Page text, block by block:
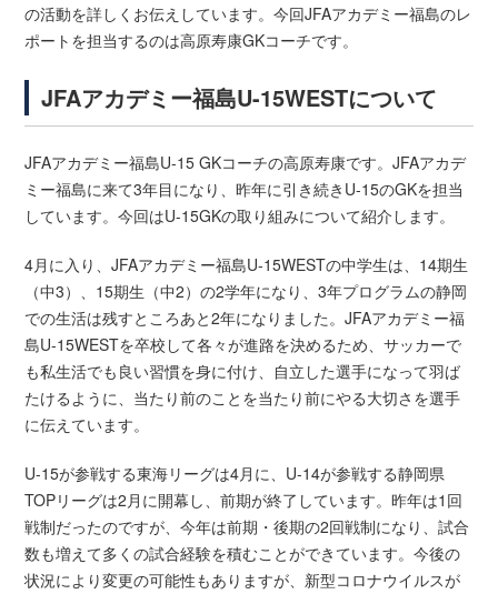
の活動を詳しくお伝えしています。今回JFAアカデミー福島のレ
ポートを担当するのは高原寿康GKコーチです。
JFAアカデミー福島U-15WESTについて
JFAアカデミー福島U-15 GKコーチの高原寿康です。JFAアカデ
ミー福島に来て3年目になり、昨年に引き続きU-15のGKを担当
しています。今回はU-15GKの取り組みについて紹介します。
4月に入り、JFAアカデミー福島U-15WESTの中学生は、14期生
（中3）、15期生（中2）の2学年になり、3年プログラムの静岡
での生活は残すところあと2年になりました。JFAアカデミー福
島U-15WESTを卒校して各々が進路を決めるため、サッカーで
も私生活でも良い習慣を身に付け、自立した選手になって羽ば
たけるように、当たり前のことを当たり前にやる大切さを選手
に伝えています。
U-15が参戦する東海リーグは4月に、U-14が参戦する静岡県
TOPリーグは2月に開幕し、前期が終了しています。昨年は1回
戦制だったのですが、今年は前期・後期の2回戦制になり、試合
数も増えて多くの試合経験を積むことができています。今後の
状況により変更の可能性もありますが、新型コロナウイルスが